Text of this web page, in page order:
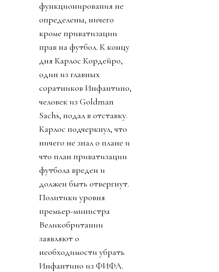
функционирования не
определены, ничего
кроме приватизации
прав на футбол. К концу
дня Карлос Кордейро,
один из главных
соратников Инфантино,
человек из Goldman
Sachs, подал в отставку.
Карлос подчеркнул, что
ничего не знал о плане и
что план приватизации
футбола вреден и
должен быть отвергнут.
Политики уровня
премьер-министра
Великобритании
заявляют о
необходимости убрать
Инфантино из ФИФА.